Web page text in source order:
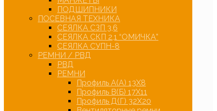
ПОДШИПНИКИ
ПОСЕВНАЯ ТЕХНИКА
СЕЯЛКА СЗП 3,6
СЕЯЛКА СКП 2,1 “ОМИЧКА”
СЕЯЛКА СУПН-8
РЕМНИ / РВД
РВД
РЕМНИ
Профиль А(А) 13Х8
Профиль В(Б) 17Х11
Профиль Д(Г) 32Х20